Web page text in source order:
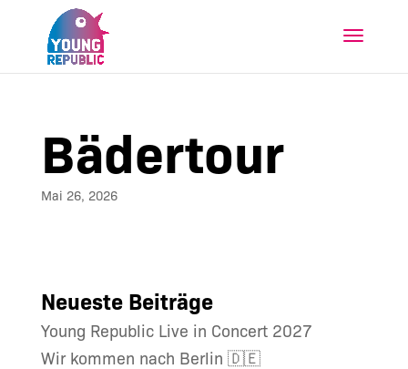
Bädertour
Mai 26, 2026
Neueste Beiträge
Young Republic Live in Concert 2027
Wir kommen nach Berlin 🇩🇪